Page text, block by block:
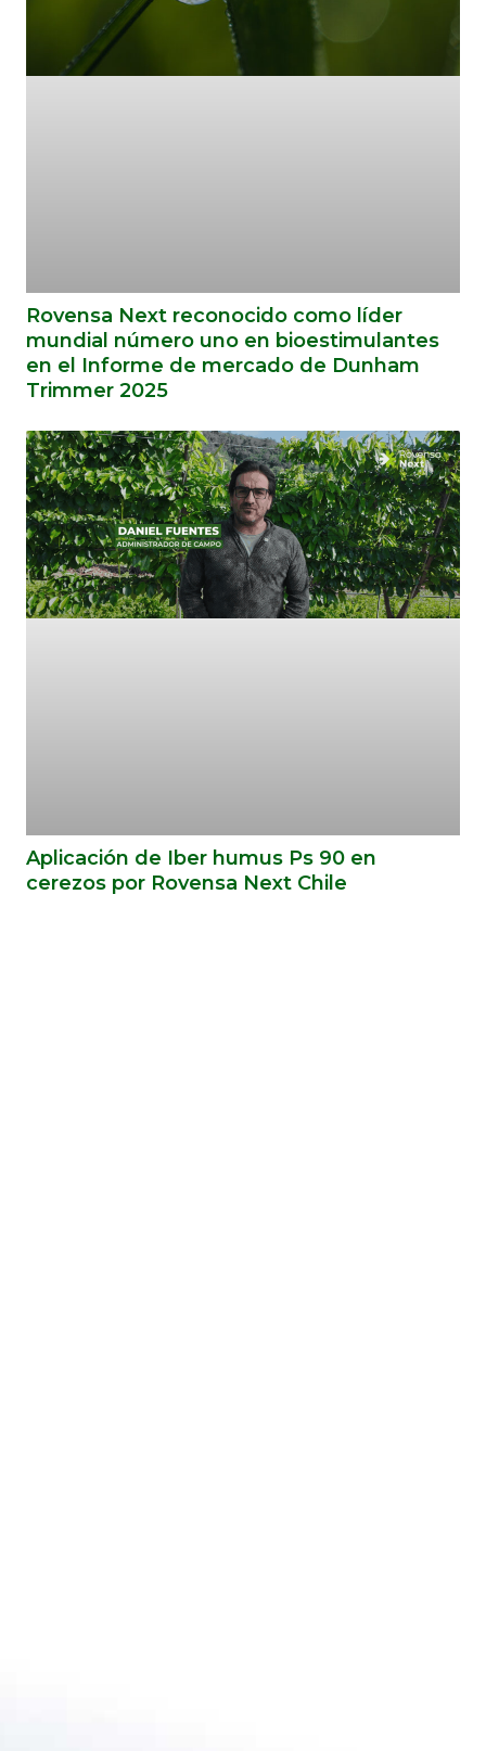
Rovensa Next reconocido como líder
mundial número uno en bioestimulantes
en el Informe de mercado de Dunham
Trimmer 2025
Aplicación de Iber humus Ps 90 en
cerezos por Rovensa Next Chile